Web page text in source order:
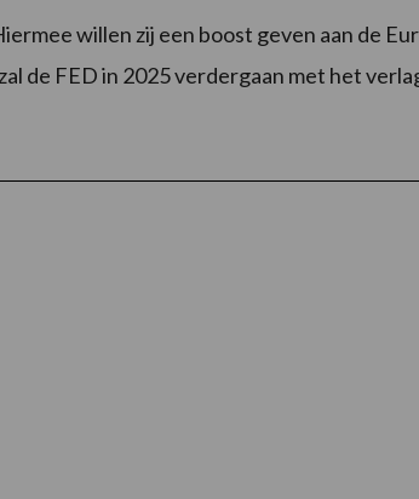
willen zij een boost geven aan de
de FED in 2025 verdergaan met het